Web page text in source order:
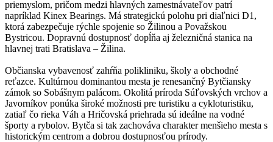
priemyslom, pričom medzi hlavných zamestnávateľov patrí
napríklad Kinex Bearings. Má strategickú polohu pri diaľnici D1,
ktorá zabezpečuje rýchle spojenie so Žilinou a Považskou
Bystricou. Dopravnú dostupnosť dopĺňa aj železničná stanica na
hlavnej trati Bratislava – Žilina.
Občianska vybavenosť zahŕňa polikliniku, školy a obchodné
reťazce. Kultúrnou dominantou mesta je renesančný Bytčiansky
zámok so Sobášnym palácom. Okolitá príroda Súľovských vrchov a
Javorníkov ponúka široké možnosti pre turistiku a cykloturistiku,
zatiaľ čo rieka Váh a Hričovská priehrada sú ideálne na vodné
športy a rybolov. Bytča si tak zachováva charakter menšieho mesta s
historickým centrom a dobrou dostupnosťou prírody.